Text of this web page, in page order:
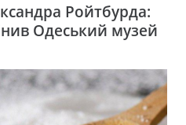
Ройтбурда:
Одеський музей